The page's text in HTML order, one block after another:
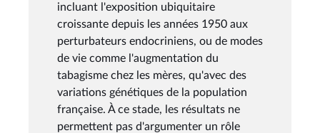
incluant l'exposition ubiquitaire
croissante depuis les années 1950 aux
perturbateurs endocriniens, ou de modes
de vie comme l'augmentation du
tabagisme chez les mères, qu'avec des
variations génétiques de la population
française. À ce stade, les résultats ne
permettent pas d'argumenter un rôle